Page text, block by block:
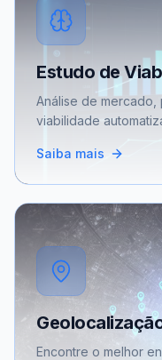
Estudo de
Análise de
viabilidade
Saiba mais
Encontre o melhor